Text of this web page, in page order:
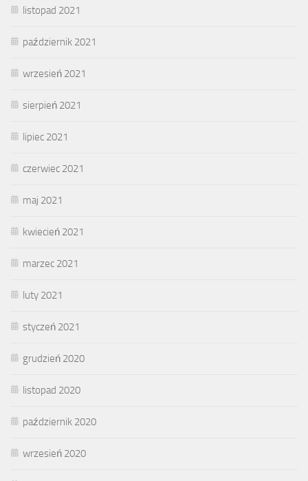
listopad 2021
październik 2021
wrzesień 2021
sierpień 2021
lipiec 2021
czerwiec 2021
maj 2021
kwiecień 2021
marzec 2021
luty 2021
styczeń 2021
grudzień 2020
listopad 2020
październik 2020
wrzesień 2020